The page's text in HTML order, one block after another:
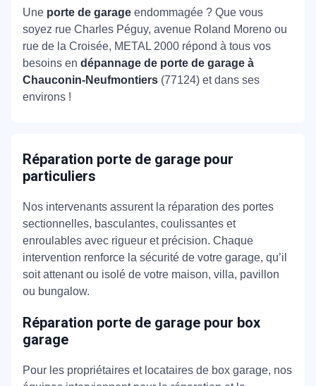
Une porte de garage endommagée ? Que vous
soyez rue Charles Péguy, avenue Roland Moreno ou
rue de la Croisée, METAL 2000 répond à tous vos
besoins en dépannage de porte de garage à
Chauconin-Neufmontiers (77124) et dans ses
environs !
Réparation porte de garage pour
particuliers
Nos intervenants assurent la réparation des portes
sectionnelles, basculantes, coulissantes et
enroulables avec rigueur et précision. Chaque
intervention renforce la sécurité de votre garage, qu’il
soit attenant ou isolé de votre maison, villa, pavillon
ou bungalow.
Réparation porte de garage pour box
garage
Pour les propriétaires et locataires de box garage, nos